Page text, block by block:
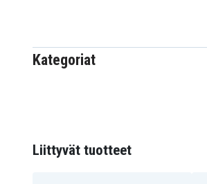
Meidän suunnittelumme on
puhelimestasi, ilman
yksi markkinoiden
kohtuuhintainen, tämä kuori
Kategoriat
Liittyvät tuotteet